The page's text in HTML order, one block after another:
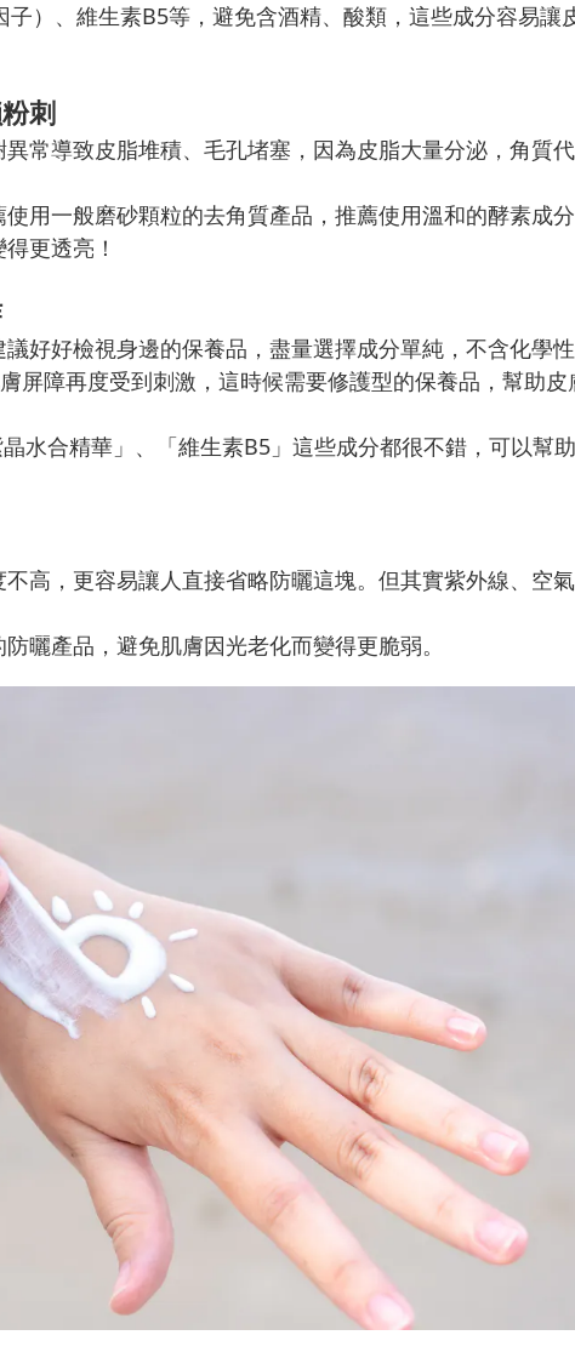
）、維生素B5等，避免含酒精、酸類，這些成分容易讓
刺
常導致皮脂堆積、毛孔堵塞，因為皮脂大量分泌，角質
用一般磨砂顆粒的去角質產品，推薦使用溫和的酵素成
更透亮！
好好檢視身邊的保養品，盡量選擇成分單純，不含化學
屏障再度受到刺激，這時候需要修護型的保養品，幫助
水合精華」、「維生素B5」這些成分都很不錯，可以幫
高，更容易讓人直接省略防曬這塊。但其實紫外線、空
曬產品，避免肌膚因光老化而變得更脆弱。